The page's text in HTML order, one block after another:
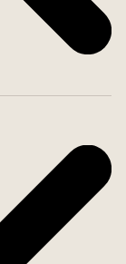
platser
i
finns också
stora
husen. Till